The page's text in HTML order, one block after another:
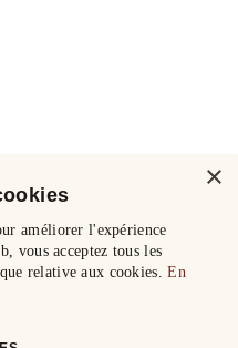
×
améliorer l'expérience
vous acceptez tous les
relative aux cookies.En